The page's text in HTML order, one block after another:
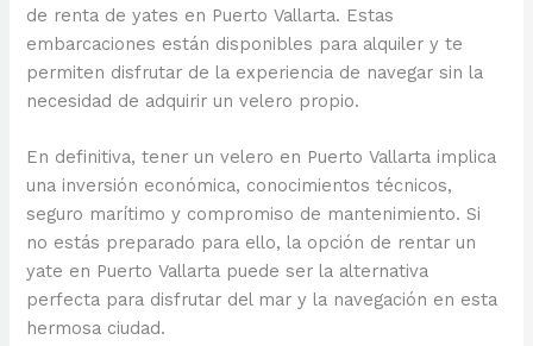
de renta de yates en Puerto Vallarta. Estas
embarcaciones están disponibles para alquiler y te
permiten disfrutar de la experiencia de navegar sin la
necesidad de adquirir un velero propio.
En definitiva, tener un velero en Puerto Vallarta implica
una inversión económica, conocimientos técnicos,
seguro marítimo y compromiso de mantenimiento. Si
no estás preparado para ello, la opción de rentar un
yate en Puerto Vallarta puede ser la alternativa
perfecta para disfrutar del mar y la navegación en esta
hermosa ciudad.